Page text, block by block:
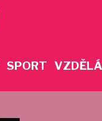
SPORT